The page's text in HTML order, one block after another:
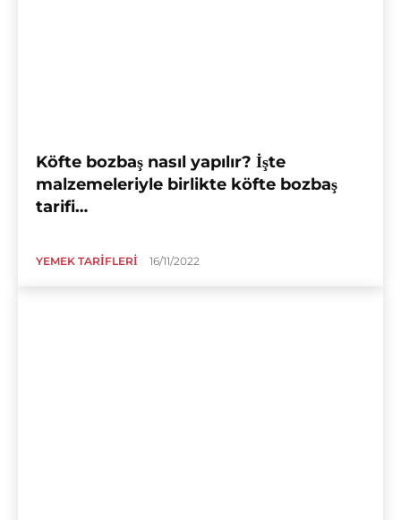
Köfte bozbaş nasıl yapılır? İşte
malzemeleriyle birlikte köfte bozbaş
tarifi…
YEMEK TARIFLERI 16/11/2022